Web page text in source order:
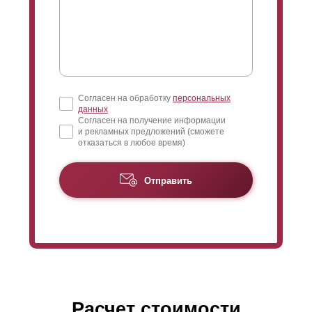
домов, веранд, беседок, мест для семейного и
же широко используется данная модель для
заграждения предприятий и частных паркингов, так
как высота ламели прекрасно смотрится в заборах
любой высоты, как в низких, так и в высоких.
За счет уменьшенной высоты ламели в “Оптима”
будет требоваться большее количество ламелей, чем
(из-за большего расхода стали). Для более
Согласен на обработку персональных
данных
Согласен на получение информации
и рекламных предложений (сможете
отказаться в любое время)
Отправить